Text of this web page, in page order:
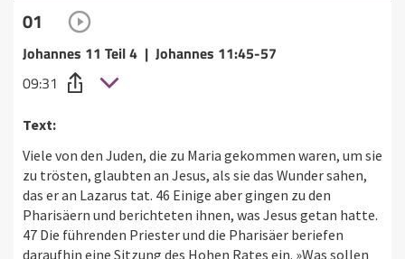
01
Johannes 11 Teil 4 | Johannes 11:45-57
09:31
Text:
Viele von den Juden, die zu Maria gekommen waren, um sie
zu trösten, glaubten an Jesus, als sie das Wunder sahen,
das er an Lazarus tat. 46 Einige aber gingen zu den
Pharisäern und berichteten ihnen, was Jesus getan hatte.
47 Die führenden Priester und die Pharisäer beriefen
daraufhin eine Sitzung des Hohen Rates ein. »Was sollen